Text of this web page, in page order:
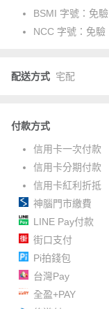
BSMI 字號： 免驗
NCC 字號： 免驗
配送方式 宅配
付款方式
信用卡一次付款
信用卡分期付款
信用卡紅利折抵
神腦門市繳費
LINE Pay付款
街口支付
Pi拍錢包
台灣Pay
全盈+PAY